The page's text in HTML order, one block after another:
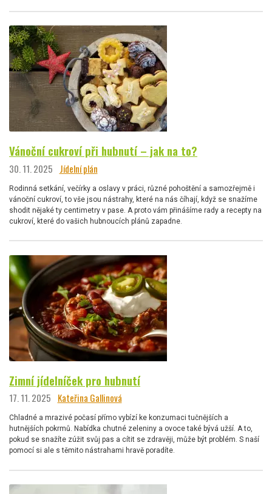
Vánoční cukroví při hubnutí – jak na to?
30. 11. 2025 Jídelní plán
Rodinná setkání, večírky a oslavy v práci, různé pohoštění a samozřejmě i
vánoční cukroví, to vše jsou nástrahy, které na nás číhají, když se snažíme
shodit nějaké ty centimetry v pase. A proto vám přinášíme rady a recepty na
cukroví, které do vašich hubnoucích plánů zapadne.
Zimní jídelníček pro hubnutí
17. 11. 2025 Kateřina Gallinová
Chladné a mrazivé počasí přímo vybízí ke konzumaci tučnějších a
hutnějších pokrmů. Nabídka chutné zeleniny a ovoce také bývá užší. A to,
pokud se snažíte zúžit svůj pas a cítit se zdravěji, může být problém. S naší
pomocí si ale s těmito nástrahami hravě poradíte.